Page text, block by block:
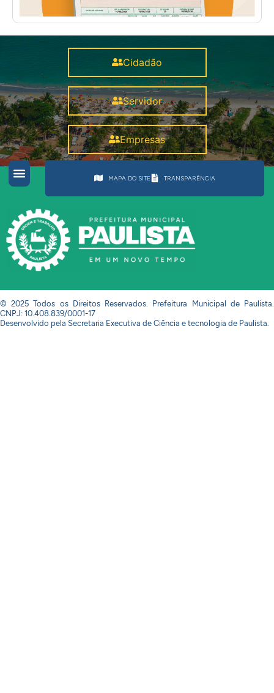
Cidadão
Servidor
Empresas
MAPA DO SITE TRANSPARÊNCIA
© 2025 Todos os Direitos Reservados. Prefeitura Municipal de Paulista.
CNPJ: 10.408.839/0001-17
Desenvolvido pela Secretaria Executiva de Ciência e tecnologia de Paulista.